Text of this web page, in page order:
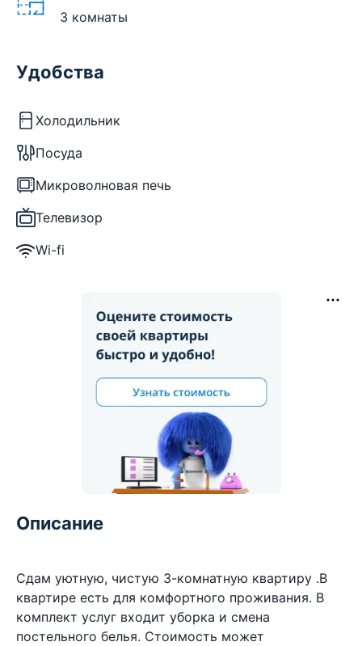
3 комнаты
Удобства
Холодильник
Посуда
Микроволновая печь
Телевизор
Wi-fi
Описание
Сдам уютную, чистую 3-комнатную квартиру .В
квартире есть для комфортного проживания. В
комплект услуг входит уборка и смена
постельного белья. Стоимость может